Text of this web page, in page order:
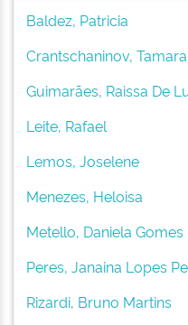
Baldez, Patricia
Crantschaninov,
Guimarães, Raissa De
Leite, Rafael
Lemos, Joselene
Menezes, Heloisa
Metello, Daniela Gomes
Peres, Janaina Lopes
Rizardi, Bruno Martins